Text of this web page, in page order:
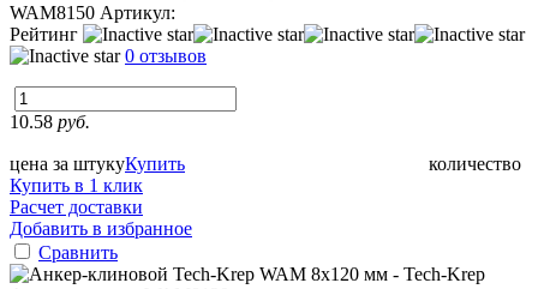
WAM8150 Артикул:
Рейтинг
0 отзывов
10.58 руб.
цена за штуку количество
Купить
Купить в 1 клик
Расчет доставки
Добавить в избранное
Сравнить